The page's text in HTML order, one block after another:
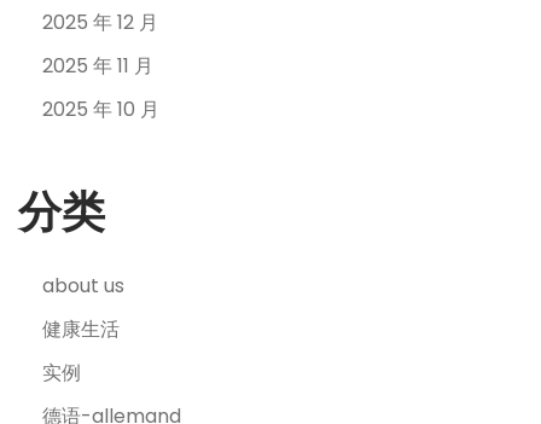
2025 年 12 月
2025 年 11 月
2025 年 10 月
分类
about us
健康生活
实例
德语-allemand